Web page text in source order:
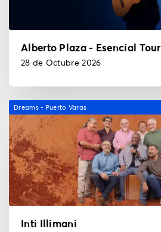
Alberto Plaza - Esencial Tour
28 de Octubre 2026
Dreams - Puerto Varas
Inti Illimani